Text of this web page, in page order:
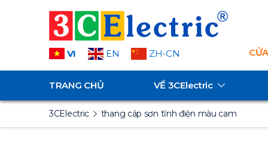
VI EN ZH-CN
TRANG CHỦ VỀ 3CElectric
3CElectric thang cáp sơn tĩnh điện màu cam